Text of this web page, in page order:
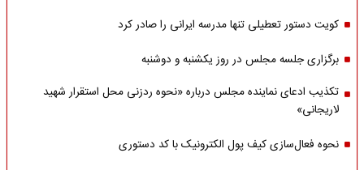
کویت دستور تعطیلی تنها مدرسه ایرانی را صادر کرد
برگزاری جلسه مجلس در روز یکشنبه و دوشنبه
تکذیب ادعای نماینده مجلس درباره «نحوه ردزنی محل استقرار شهید
لاریجانی»
نحوه فعال‌سازی کیف پول الکترونیک با کد دستوری